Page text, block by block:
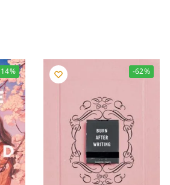
-62%